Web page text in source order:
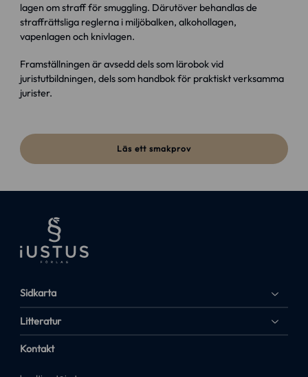
lagen om straff för smuggling. Därutöver behandlas de
straffrättsliga reglerna i miljöbalken, alkohollagen,
vapenlagen och knivlagen.
Framställningen är avsedd dels som lärobok vid
juristutbildningen, dels som handbok för praktiskt verksamma
jurister.
Läs ett smakprov
Sidkarta
Litteratur
Kontakt